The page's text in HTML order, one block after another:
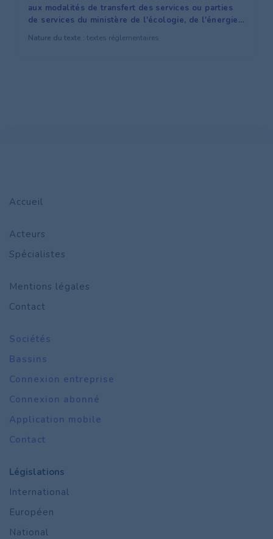
aux modalités de transfert des services ou parties
de services du ministère de l'écologie, de l'énergie,
du développement durable et de l'aménagement du
territoire qui participent à l'exercice des
Nature du texte : textes réglementaires
Accueil
Acteurs
Spécialistes
Mentions légales
Contact
Sociétés
Bassins
Connexion entreprise
Connexion abonné
Application mobile
Contact
Législations
International
Européen
National